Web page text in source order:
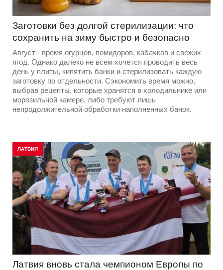
Заготовки без долгой стерилизации: что
сохранить на зиму быстро и безопасно
Август - время огурцов, помидоров, кабачков и свежих
ягод. Однако далеко не всем хочется проводить весь
день у плиты, кипятить банки и стерилизовать каждую
заготовку по отдельности. Сэкономить время можно,
выбрав рецепты, которые хранятся в холодильнике или
морозильной камере, либо требуют лишь
непродолжительной обработки наполненных банок.
ЛАТВИЯ
Латвия вновь стала чемпионом Европы по